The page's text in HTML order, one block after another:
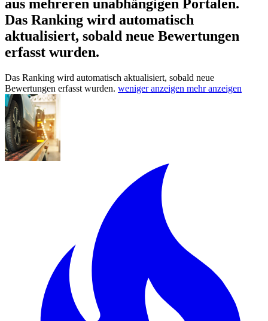
aus mehreren unabhängigen Portalen.
Das Ranking wird automatisch
aktualisiert, sobald neue Bewertungen
erfasst wurden.
Das Ranking wird automatisch aktualisiert, sobald neue
Bewertungen erfasst wurden. weniger anzeigen mehr anzeigen